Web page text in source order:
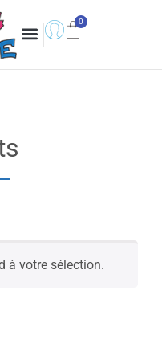
à votre sélection.